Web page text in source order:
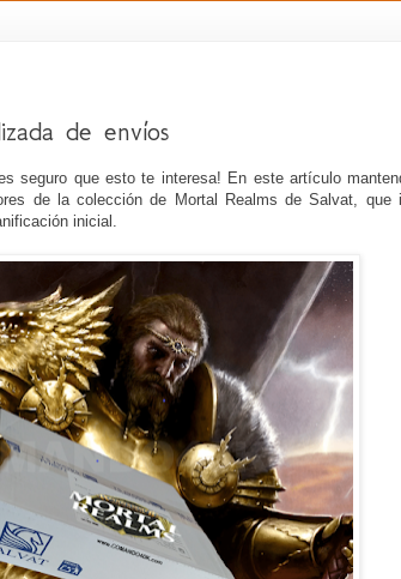
de envíos
seguro que esto te interesa! En este artículo
de la colección de Mortal Realms de Salvat, que
inicial.